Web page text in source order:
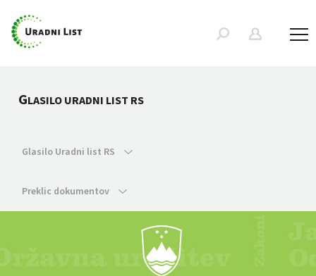
GLASILO URADNI LIST RS
Glasilo Uradni list RS
Preklic dokumentov